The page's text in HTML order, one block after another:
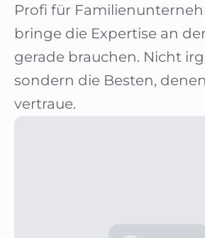
Profi für
bringe die Expertise an
gerade brauchen. Nicht
sondern die Besten,
vertraue.